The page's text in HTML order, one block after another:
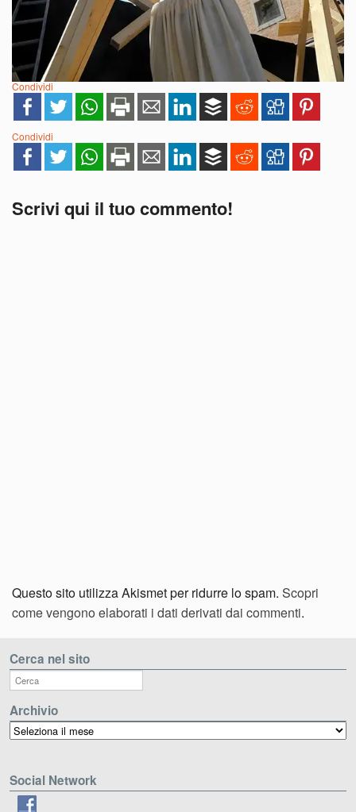
Condividi
Condividi
Scrivi qui il tuo commento!
Questo sito utilizza Akismet per ridurre lo spam. Scopri
come vengono elaborati i dati derivati dai commenti.
Cerca nel sito
Archivio
Archivio
Social Network